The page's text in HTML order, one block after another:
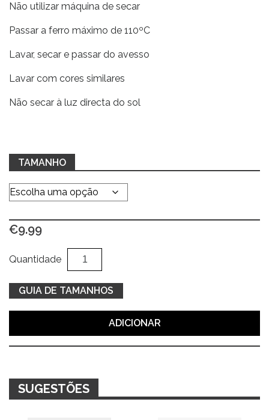
Não utilizar máquina de secar
Passar a ferro máximo de 110ºC
Lavar, secar e passar do avesso
Lavar com cores similares
Não secar à luz directa do sol
TAMANHO
€9.99
Quantidade
Quantidade
de
Boxer
bordô
c/
GUIA DE TAMANHOS
ADICIONAR
SUGESTÕES